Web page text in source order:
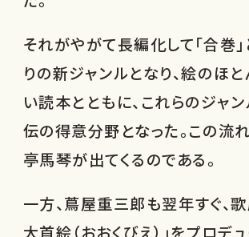
それがやがて長編化して「合巻
りの新ジャンルとなり、絵のほ
い読本とともに、これらのジャ
伝の得意分野となった。この流
亭馬琴が出てくるのである。
一方、蔦屋重三郎も翌年すぐ、
大首絵（おおくびえ）」をプロデ